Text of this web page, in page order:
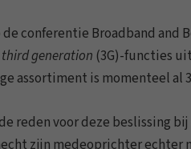
conferentie Broadband and
third generation (3G)-functies
assortiment is momenteel al
reden voor deze beslissing